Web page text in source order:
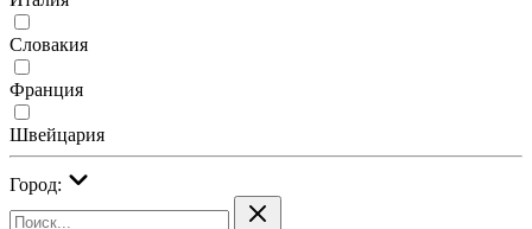
Словакия
Франция
Швейцария
Город: